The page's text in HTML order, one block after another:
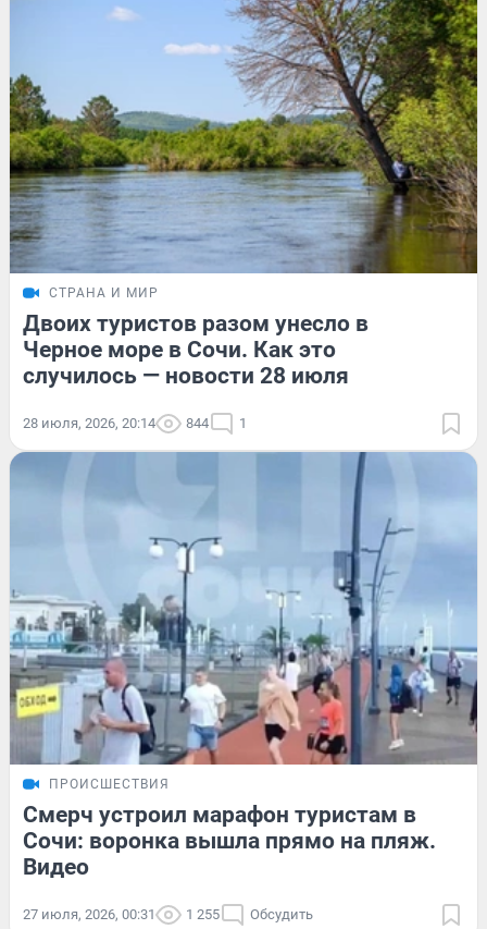
СТРАНА И МИР
Двоих туристов разом унесло в
Черное море в Сочи. Как это
случилось — новости 28 июля
28 июля, 2026, 20:14 844 1
ПРОИСШЕСТВИЯ
Смерч устроил марафон туристам в
Сочи: воронка вышла прямо на пляж.
Видео
27 июля, 2026, 00:31 1 255 Обсудить